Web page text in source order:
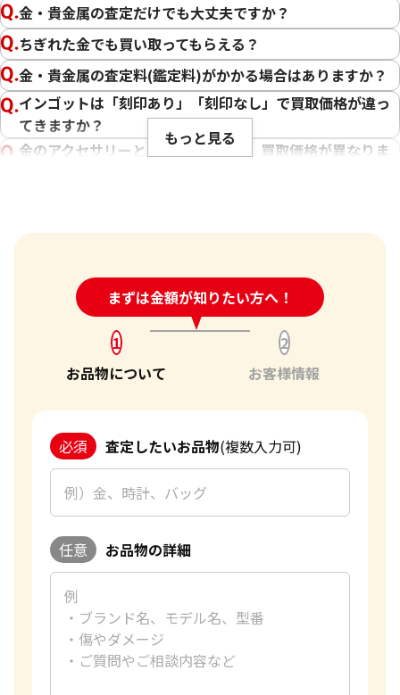
私たちの目標は、常にお客様にご満足いただける買取を提供
することです。そのためには、最新の金相場をしっかりと把握
し、お客様に最適な価格をお伝えすることが不可欠です。弊社
では、金製品の状態や純度、重量はもちろんのこと、日々変
動する金相場を確認し、お客様にとって最良の買取価格をご
提示できるよう努めております。さらに、国内外の幅広い販路
や、世界約1,940店舗以上のネットワーク、そして金・貴金属
お客様にとって最良の結果をご提供できたことは、私たちに
ただけることは、私たちの信頼を第一に考えたサービスが報
われた証です。今後もお客様からいただいた信頼を裏切らない
よう、サービスの向上に努め、さらに多くのお客様にご満足
いただけるよう精進してまいります。ブランド品以外にも、
金・貴金属や時計などのご売却をお考えの際は、ぜひ「おた
からや」をご利用ください。お客様の大切なお品物を最良の
価格でお取引できるよう、査定員一同、ご満足いただける買
取を提供してまいります。
改めて、この度はご利用いただき、誠にありがとうございまし
た。お客様のまたのご利用を心よりお待ち申し上げておりま
おたからやの金買取査定
金買取専門査定員
ショッピング
好きな言葉有言実行
好きなブランドハリーウィンストン
過去の買取品例おりん、インゴット
おたからやでは金の買取をする際に、今日の金の1gの買取相
金・貴金属の査定だけでも大丈夫ですか？
ちぎれた金でも買い取ってもらえる？
金・貴金属の査定料(鑑定料)がかかる場合はありますか？
インゴットは「刻印あり」「刻印なし」で買取価格が違っ
てきますか？
金のアクセサリーとインゴットでは、買取価格が異なりま
刻印のない金・貴金属は査定できますか？
大判・小判、外国金貨、古銭やコインなども買取してもら
「金・貴金属の査定」にはどれくらい時間がかかります
金・貴金属はいつ売るのがポイント？日によって買取価格
が違うって本当ですか？
貴金属の売り時はいつですか？
もっと見る
まずは金額が知りたい方へ！
24時間受付中!問い合わせフォーム
1
お品物について
2
お客様情報
必須 査定したいお品物(複数入力可)
任意 お品物の詳細